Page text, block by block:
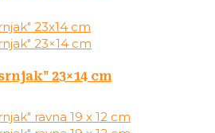
23×14 cm